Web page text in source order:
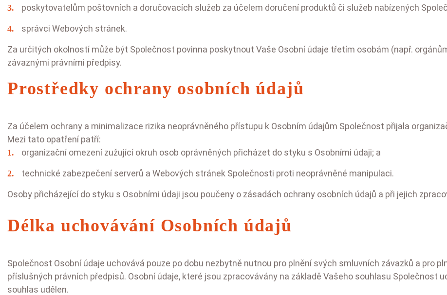
poskytovatelům poštovních a doručovacích služeb za účelem doručení produktů či služeb nabízených
správci Webových stránek.
Za určitých okolností může být Společnost povinna poskytnout Vaše Osobní údaje třetím osobám (např.
závaznými právními předpisy.
Prostředky ochrany osobních údajů
Za účelem ochrany a minimalizace rizika neoprávněného přístupu k Osobním údajům Společnost přijala
Mezi tato opatření patří:
organizační omezení zužující okruh osob oprávněných přicházet do styku s Osobními údaji; a
technické zabezpečení serverů a Webových stránek Společnosti proti neoprávněné manipulaci.
Osoby přicházející do styku s Osobními údaji jsou poučeny o zásadách ochrany osobních údajů a při jejich
Délka uchovávání Osobních údajů
Společnost Osobní údaje uchovává pouze po dobu nezbytně nutnou pro plnění svých smluvních závazků a pro
příslušných právních předpisů. Osobní údaje, které jsou zpracovávány na základě Vašeho souhlasu Společnost
souhlas udělen.